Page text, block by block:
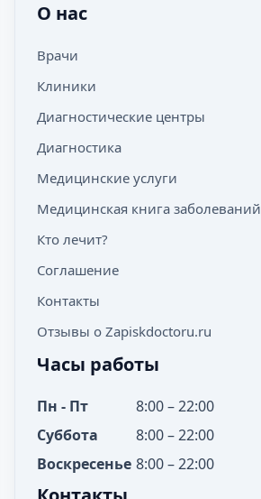
О нас
Врачи
Клиники
Диагностические центры
Диагностика
Медицинские услуги
Медицинская книга заболеваний
Кто лечит?
Соглашение
Контакты
Отзывы о Zapiskdoctoru.ru
Часы работы
Пн - Пт
8:00 – 22:00
Суббота
8:00 – 22:00
Воскресенье 8:00 – 22:00